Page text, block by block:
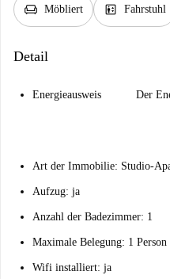
chair Möbliert elevator Fahrstuhl
Detail
Energieausweis
Der
Art der Immobilie: Studio-
Aufzug: ja
Anzahl der Badezimmer: 1
Maximale Belegung: 1 Person
Wifi installiert: ja